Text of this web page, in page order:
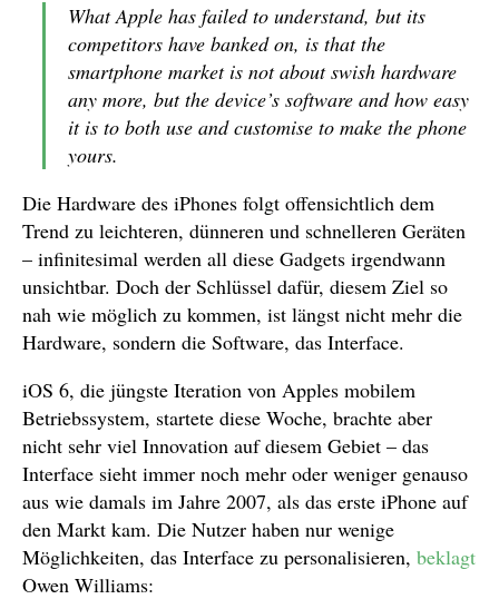
What Apple has failed to understand, but its
competitors have banked on, is that the
smartphone market is not about swish hardware
any more, but the device’s software and how easy
it is to both use and customise to make the phone
yours.
Die Hardware des iPhones folgt offensichtlich dem
Trend zu leichteren, dünneren und schnelleren Geräten
– infinitesimal werden all diese Gadgets irgendwann
unsichtbar. Doch der Schlüssel dafür, diesem Ziel so
nah wie möglich zu kommen, ist längst nicht mehr die
Hardware, sondern die Software, das Interface.
iOS 6, die jüngste Iteration von Apples mobilem
Betriebssystem, startete diese Woche, brachte aber
nicht sehr viel Innovation auf diesem Gebiet – das
Interface sieht immer noch mehr oder weniger genauso
aus wie damals im Jahre 2007, als das erste iPhone auf
den Markt kam. Die Nutzer haben nur wenige
Möglichkeiten, das Interface zu personalisieren, beklagt
Owen Williams: